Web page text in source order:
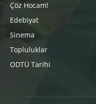
Çöz Hocam!
Edebiyat
Sinema
Topluluklar
ODTÜ Tarihi